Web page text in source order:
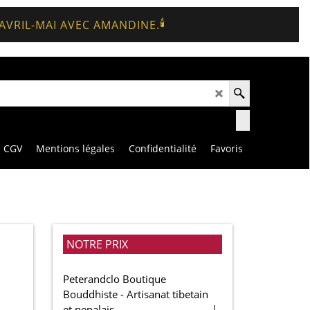
MAI AVEC AMANDINE.🕯️
CGV Mentions légales Confidentialité Favoris
NOTRE PRIX
Peterandclo Boutique
Bouddhiste - Artisanat tibetain